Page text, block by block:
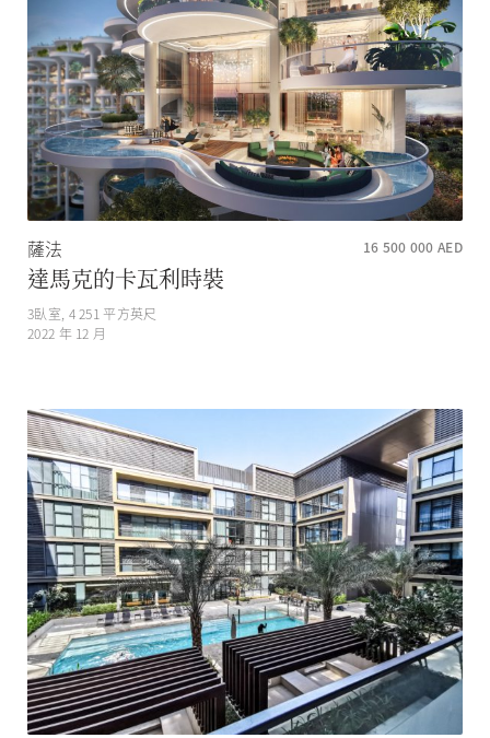
薩法 16 500 000 AED
達馬克的卡瓦利時裝
3臥室, 4 251 平方英尺
2022 年 12 月